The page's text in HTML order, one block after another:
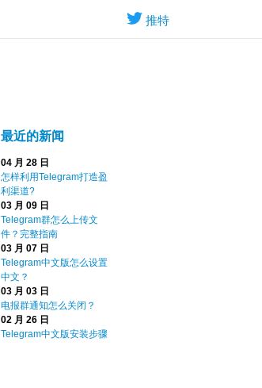
推特
最近的新闻
04 月 28 日
怎样利用Telegram打造盈
利渠道?
03 月 09 日
Telegram群怎么上传文
件？完整指南
03 月 07 日
Telegram中文版怎么设置
中文？
03 月 03 日
电报群通知怎么关闭？
02 月 26 日
Telegram中文版安装步骤